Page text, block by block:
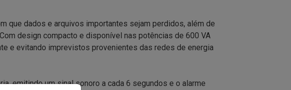
que dados e arquivos importantes sejam perdidos, além de
design compacto e disponível nas potências de 600 VA
e evitando imprevistos provenientes das redes de energia
emitindo um sinal sonoro a cada 6 segundos e o alarme